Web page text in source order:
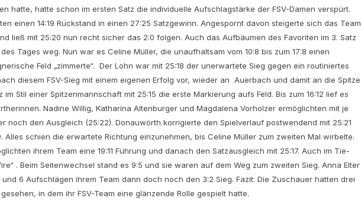
hatte, hatte schon im ersten Satz die individuelle Aufschlagstärke der FSV-Damen verspürt.
einen 14:19 Rückstand in einen 27:25 Satzgewinn. Angespornt davon steigerte sich das Team
ließ mit 25:20 nun recht sicher das 2:0 folgen. Auch das Aufbäumen des Favoriten im 3. Satz
Tages weg. Nun war es Celine Müller, die unaufhaltsam vom 10:8 bis zum 17:8 einen
Feld „zimmerte“. Der Lohn war mit 25:18 der unerwartete Sieg gegen ein routiniertes
diesem FSV-Sieg mit einem eigenen Erfolg vor, wieder an Auerbach und damit an die Spitze
Stil einer Spitzenmannschaft mit 25:15 die erste Markierung aufs Feld. Bis zum 16:12 lief es
Nadine Willig, Katharina Altenburger und Magdalena Vorholzer ermöglichten mit je
noch den Ausgleich (25:22). Donauwörth korrigierte den Spielverlauf postwendend mit 25:21
Alles schien die erwartete Richtung einzunehmen, bis Celine Müller zum zweiten Mal wirbelte.
ihrem Team eine 19:11 Führung und danach den Satzausgleich mit 25:17. Auch im Tie-
. Beim Seitenwechsel stand es 9:5 und sie waren auf dem Weg zum zweiten Sieg. Anna Elter
und 6 Aufschlägen ihrem Team dann doch noch den 3:2 Sieg. Fazit: Die Zuschauer hatten drei
in dem ihr FSV-Team eine glänzende Rolle gespielt hatte.